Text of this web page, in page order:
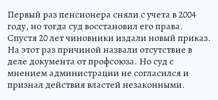
Первый раз пенсионера сняли с учета в 2004
году, но тогда суд восстановил его права.
Спустя 20 лет чиновники издали новый приказ.
На этот раз причиной назвали отсутствие в
деле документа от профсоюза. Но суд с
мнением администрации не согласился и
признал действия властей незаконными.